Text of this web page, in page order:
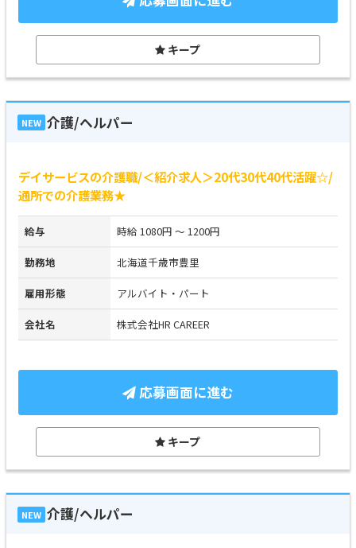
キープ
NEW 介護/ヘルパー
デイサービスの介護職/＜紹介求人＞20代30代40代活躍☆/
通所での介護業務★
給与 時給 1080円 ～ 1200円
勤務地 北海道千歳市豊里
雇用形態 アルバイト・パート
会社名 株式会社HR CAREER
応募画面に進む
キープ
NEW 介護/ヘルパー